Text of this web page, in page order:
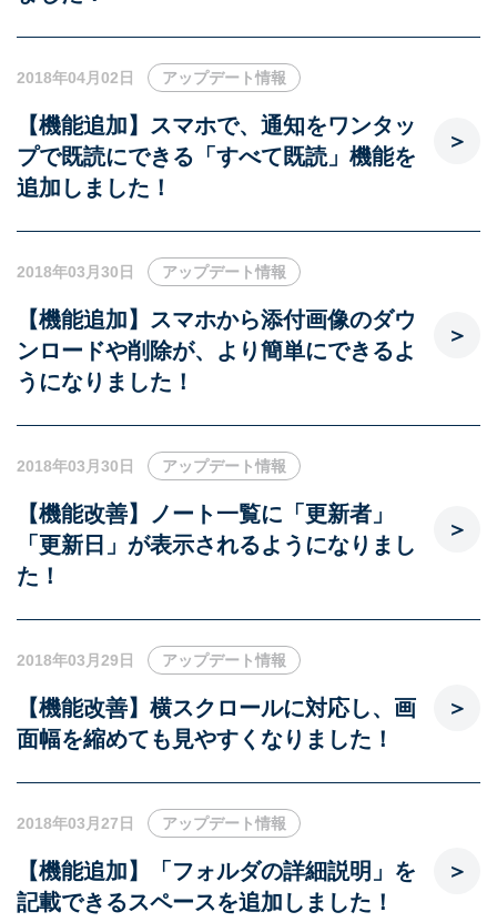
2018年04月02日 アップデート情報
【機能追加】スマホで、通知をワンタッ
プで既読にできる「すべて既読」機能を
追加しました！
2018年03月30日 アップデート情報
【機能追加】スマホから添付画像のダウ
ンロードや削除が、より簡単にできるよ
うになりました！
2018年03月30日 アップデート情報
【機能改善】ノート一覧に「更新者」
「更新日」が表示されるようになりまし
た！
2018年03月29日 アップデート情報
【機能改善】横スクロールに対応し、画
面幅を縮めても見やすくなりました！
2018年03月27日 アップデート情報
【機能追加】「フォルダの詳細説明」を
記載できるスペースを追加しました！